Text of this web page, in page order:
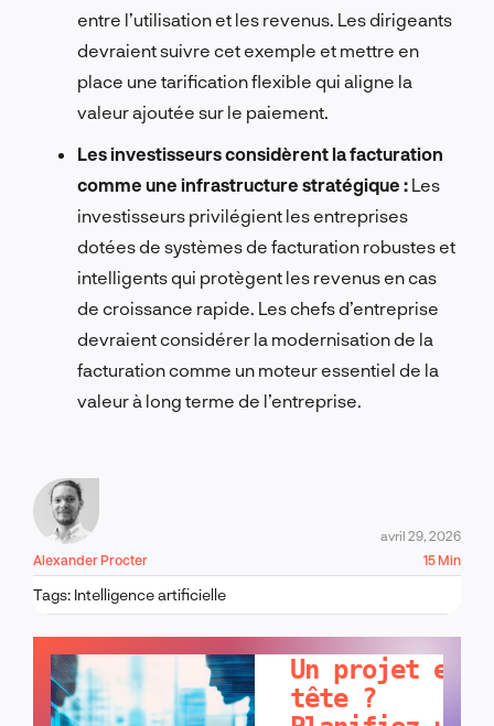
entre l’utilisation et les revenus. Les dirigeants
devraient suivre cet exemple et mettre en
place une tarification flexible qui aligne la
valeur ajoutée sur le paiement.
Les investisseurs considèrent la facturation
comme une infrastructure stratégique : Les
investisseurs privilégient les entreprises
dotées de systèmes de facturation robustes et
intelligents qui protègent les revenus en cas
de croissance rapide. Les chefs d’entreprise
devraient considérer la modernisation de la
facturation comme un moteur essentiel de la
valeur à long terme de l’entreprise.
Alexander Procter
avril 29, 2026
15 Min
Tags: Intelligence artificielle
Un projet en
tête ?